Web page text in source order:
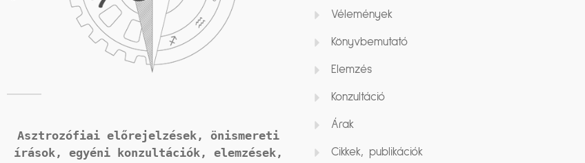
Asztrozófiai előrejelzések, önismereti
írások, egyéni konzultációk, elemzések,
Vélemények
Könyvbemutató
Elemzés
Konzultáció
Árak
Cikkek, publikációk